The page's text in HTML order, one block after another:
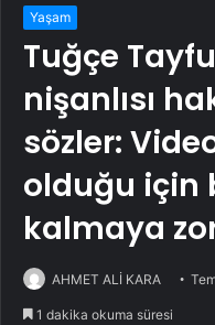
Yaşam
Tuğçe
nişanlısı
sözler:
olduğu için
kalmaya
AHMET ALİ KARA
1 dakika okuma süresi